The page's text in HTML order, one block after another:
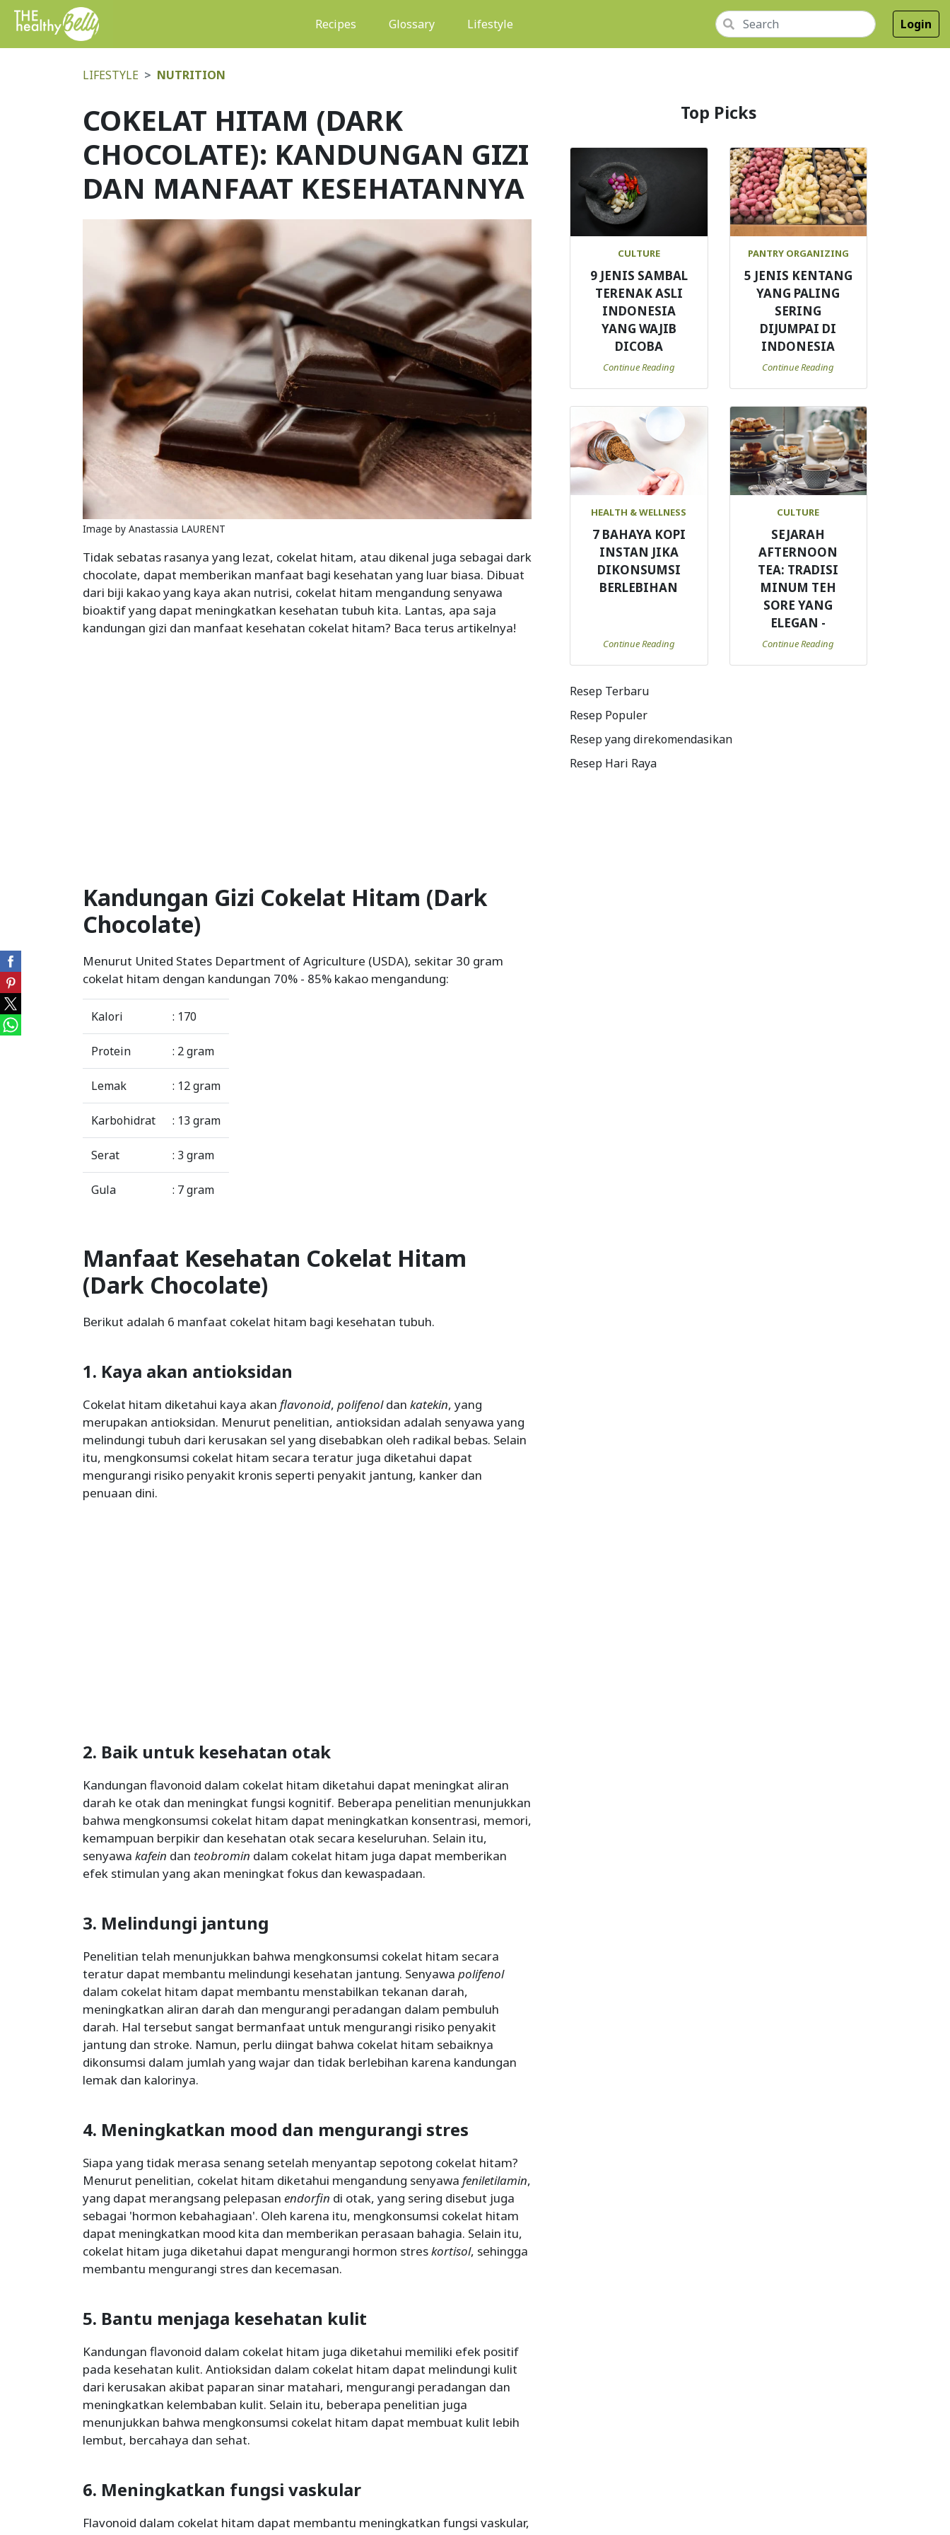
Recipes (current)Glossary Lifestyle Login
LIFESTYLE NUTRITION
COKELAT HITAM (DARK
CHOCOLATE): KANDUNGAN GIZI
DAN MANFAAT KESEHATANNYA
Image by Anastassia LAURENT
Tidak sebatas rasanya yang lezat, cokelat hitam, atau dikenal juga sebagai dark
chocolate, dapat memberikan manfaat bagi kesehatan yang luar biasa. Dibuat
dari biji kakao yang kaya akan nutrisi, cokelat hitam mengandung senyawa
bioaktif yang dapat meningkatkan kesehatan tubuh kita. Lantas, apa saja
kandungan gizi dan manfaat kesehatan cokelat hitam? Baca terus artikelnya!
Kandungan Gizi Cokelat Hitam (Dark
Chocolate)
Menurut United States Department of Agriculture (USDA), sekitar 30 gram
cokelat hitam dengan kandungan 70% - 85% kakao mengandung:
Kalori : 170
Protein : 2 gram
Lemak : 12 gram
Karbohidrat : 13 gram
Serat : 3 gram
Gula : 7 gram
Manfaat Kesehatan Cokelat Hitam
(Dark Chocolate)
Berikut adalah 6 manfaat cokelat hitam bagi kesehatan tubuh.
1. Kaya akan antioksidan
Cokelat hitam diketahui kaya akan flavonoid, polifenoldan katekin, yang
merupakan antioksidan. Menurut penelitian, antioksidan adalah senyawa yang
melindungi tubuh dari kerusakan sel yang disebabkan oleh radikal bebas. Selain
itu, mengkonsumsi cokelat hitam secara teratur juga diketahui dapat
mengurangi risiko penyakit kronis seperti penyakit jantung, kanker dan
penuaan dini.
2. Baik untuk kesehatan otak
Kandungan flavonoid dalam cokelat hitam diketahui dapat meningkat aliran
darah ke otak dan meningkat fungsi kognitif. Beberapa penelitian menunjukkan
bahwa mengkonsumsi cokelat hitam dapat meningkatkan konsentrasi, memori,
kemampuan berpikir dan kesehatan otak secara keseluruhan. Selain itu,
senyawa kafein dan teobromin dalam cokelat hitam juga dapat memberikan
efek stimulan yang akan meningkat fokus dan kewaspadaan.
3. Melindungi jantung
Penelitian telah menunjukkan bahwa mengkonsumsi cokelat hitam secara
teratur dapat membantu melindungi kesehatan jantung. Senyawa polifenol
dalam cokelat hitam dapat membantu menstabilkan tekanan darah,
meningkatkan aliran darah dan mengurangi peradangan dalam pembuluh
darah. Hal tersebut sangat bermanfaat untuk mengurangi risiko penyakit
jantung dan stroke. Namun, perlu diingat bahwa cokelat hitam sebaiknya
dikonsumsi dalam jumlah yang wajar dan tidak berlebihan karena kandungan
lemak dan kalorinya.
4. Meningkatkan mood dan mengurangi stres
Siapa yang tidak merasa senang setelah menyantap sepotong cokelat hitam?
Menurut penelitian, cokelat hitam diketahui mengandung senyawa feniletilamin,
yang dapat merangsang pelepasan endorfin di otak, yang sering disebut juga
sebagai 'hormon kebahagiaan'. Oleh karena itu, mengkonsumsi cokelat hitam
dapat meningkatkan mood kita dan memberikan perasaan bahagia. Selain itu,
cokelat hitam juga diketahui dapat mengurangi hormon streskortisol, sehingga
membantu mengurangi stres dan kecemasan.
5. Bantu menjaga kesehatan kulit
Kandungan flavonoid dalam cokelat hitam juga diketahui memiliki efek positif
pada kesehatan kulit. Antioksidan dalam cokelat hitam dapat melindungi kulit
dari kerusakan akibat paparan sinar matahari, mengurangi peradangan dan
meningkatkan kelembaban kulit. Selain itu, beberapa penelitian juga
menunjukkan bahwa mengkonsumsi cokelat hitam dapat membuat kulit lebih
lembut, bercahaya dan sehat.
6. Meningkatkan fungsi vaskular
Flavonoid dalam cokelat hitam dapat membantu meningkatkan fungsi vaskular,
Top Picks
CULTURE
9 JENIS SAMBAL
TERENAK ASLI
INDONESIA
YANG WAJIB
DICOBA
Continue Reading
PANTRY ORGANIZING
5 JENIS KENTANG
YANG PALING
SERING
DIJUMPAI DI
INDONESIA
Continue Reading
HEALTH & WELLNESS
7 BAHAYA KOPI
INSTAN JIKA
DIKONSUMSI
BERLEBIHAN
Continue Reading
CULTURE
SEJARAH
AFTERNOON
TEA: TRADISI
MINUM TEH
SORE YANG
ELEGAN -
Continue Reading
Resep Terbaru
Resep Populer
Resep yang direkomendasikan
Resep Hari Raya